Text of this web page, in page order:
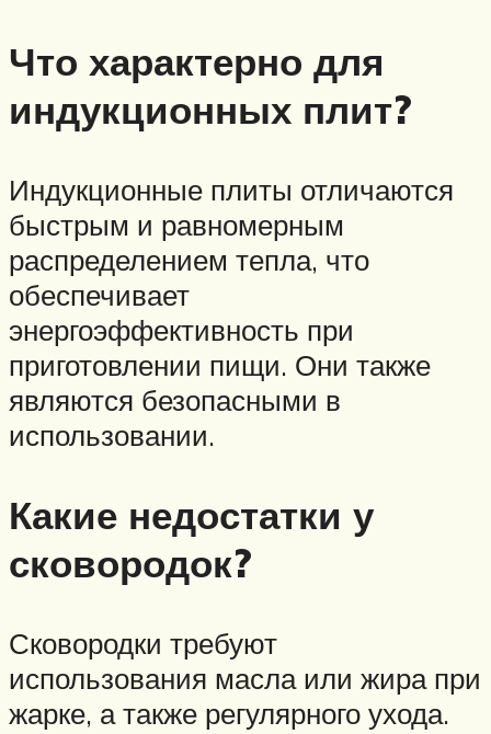
Что характерно для
индукционных плит?
Индукционные плиты отличаются
быстрым и равномерным
распределением тепла, что
обеспечивает
энергоэффективность при
приготовлении пищи. Они также
являются безопасными в
использовании.
Какие недостатки у
сковородок?
Сковородки требуют
использования масла или жира при
жарке, а также регулярного ухода.